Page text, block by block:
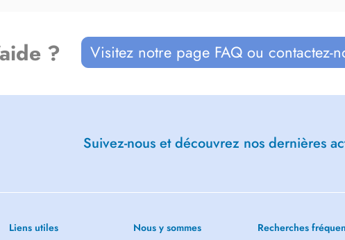
? Visitez notre page FAQ ou contactez-
Suivez-nous et découvrez nos dernières
Liens utiles Nous y sommes Recherches